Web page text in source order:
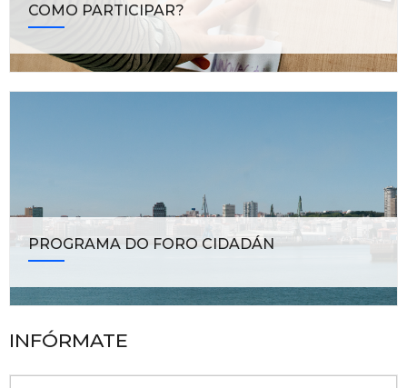
COMO PARTICIPAR?
PROGRAMA DO FORO CIDADÁN
INFÓRMATE